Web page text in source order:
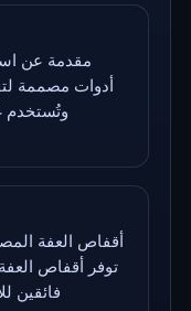
مقدمة عن
أدوات مصممة
وتُستخدم
أقفاص العفة
توفر أقفاص
فائقين